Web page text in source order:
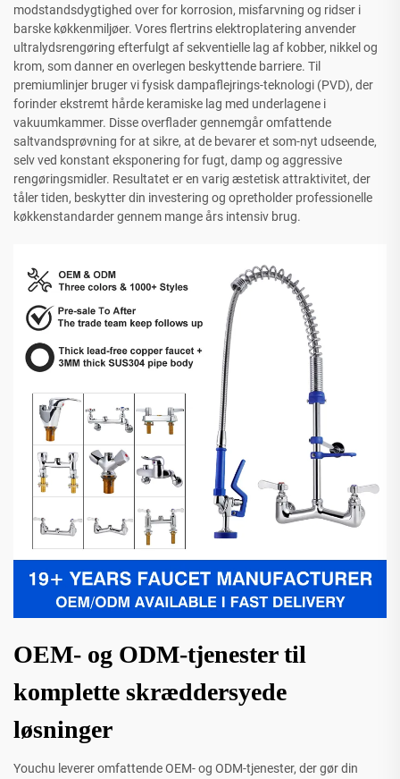
modstandsdygtighed over for korrosion, misfarvning og ridser i
barske køkkenmiljøer. Vores flertrins elektroplatering anvender
ultralydsrengøring efterfulgt af sekventielle lag af kobber, nikkel og
krom, som danner en overlegen beskyttende barriere. Til
premiumlinjer bruger vi fysisk dampaflejrings-teknologi (PVD), der
forinder ekstremt hårde keramiske lag med underlagene i
vakuumkammer. Disse overflader gennemgår omfattende
saltvandsprøvning for at sikre, at de bevarer et som-nyt udseende,
selv ved konstant eksponering for fugt, damp og aggressive
rengøringsmidler. Resultatet er en varig æstetisk attraktivitet, der
tåler tiden, beskytter din investering og opretholder professionelle
køkkenstandarder gennem mange års intensiv brug.
OEM- og ODM-tjenester til
komplette skræddersyede
løsninger
Youchu leverer omfattende OEM- og ODM-tjenester, der gør din